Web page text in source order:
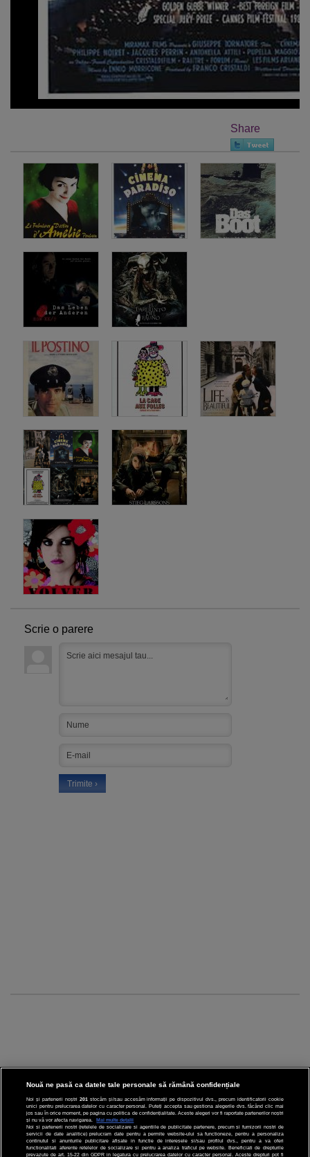
Share
Scrie o parere
CINEMA
DIVERTISMENT
Nouă ne pasă ca datele tale personale să rămână confidențiale
Noi și partenerii noștri 201 stocăm și/sau accesăm informații pe dispozitivul dvs., precum identificatorii cookie
unici pentru prelucrarea datelor cu caracter personal. Puteți accepta sau gestiona alegerile dvs. făcând clic mai
jos sau în orice moment, pe pagina cu politica de confidențialitate. Aceste alegeri vor fi raportate partenerilor noștri
și nu vă vor afecta navigarea.
Mai multe detalii
Noi si partenerii nostri (retelele de socializare si agentiile de publicitate partenere, precum si furnizorii nostri de
servicii de date analitice) prelucram date pentru a permite website-ului sa functioneze, pentru a personaliza
continutul si anunturile publicitare afisate in functie de interesele si/sau profilul dvs., pentru a va oferi
functionalitati aferente retelelor de socializare si pentru a analiza traficul pe website. Beneficiati de drepturile
prevazute de art. 15-22 din GDPR in legatura cu prelucrarea datelor cu caracter personal. Aceste drepturi pot fi